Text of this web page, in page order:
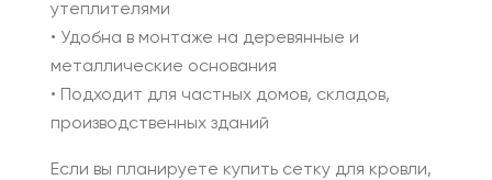
утеплителями
• Удобна в монтаже на деревянные и
металлические основания
• Подходит для частных домов, складов,
производственных зданий
Если вы планируете купить сетку для кровли,